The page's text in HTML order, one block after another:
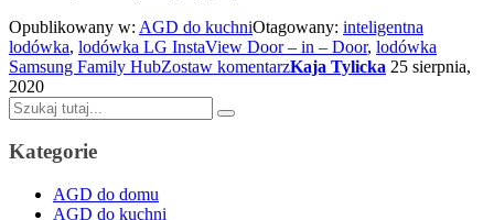
Opublikowany w: AGD do kuchniOtagowany: inteligentna
lodówka, lodówka LG InstaView Door – in – Door, lodówka
Samsung Family HubZostaw komentarzKaja Tylicka 25 sierpnia,
2020
Szukaj:
Kategorie
AGD do domu
AGD do kuchni